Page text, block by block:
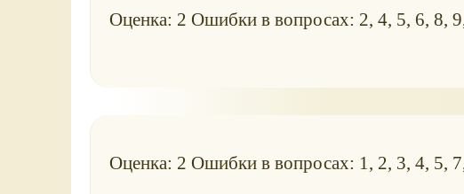
Оценка: 2 Ошибки в вопросах: 2, 4, 5, 6, 8,
Оценка: 2 Ошибки в вопросах: 1, 2, 3, 4, 5,